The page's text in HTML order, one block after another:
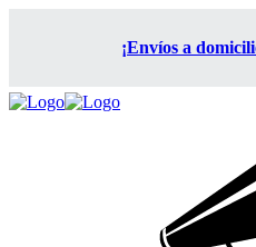
¡Envíos a